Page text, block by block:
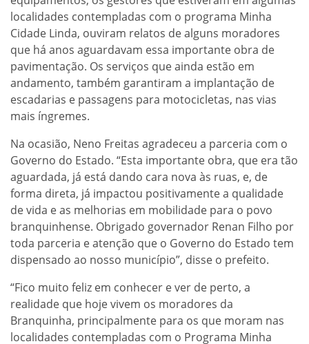
localidades contempladas com o programa Minha
Cidade Linda, ouviram relatos de alguns moradores
que há anos aguardavam essa importante obra de
pavimentação. Os serviços que ainda estão em
andamento, também garantiram a implantação de
escadarias e passagens para motocicletas, nas vias
mais íngremes.
Na ocasião, Neno Freitas agradeceu a parceria com o
Governo do Estado. “Esta importante obra, que era tão
aguardada, já está dando cara nova às ruas, e, de
forma direta, já impactou positivamente a qualidade
de vida e as melhorias em mobilidade para o povo
branquinhense. Obrigado governador Renan Filho por
toda parceria e atenção que o Governo do Estado tem
dispensado ao nosso município”, disse o prefeito.
“Fico muito feliz em conhecer e ver de perto, a
realidade que hoje vivem os moradores da
Branquinha, principalmente para os que moram nas
localidades contempladas com o Programa Minha